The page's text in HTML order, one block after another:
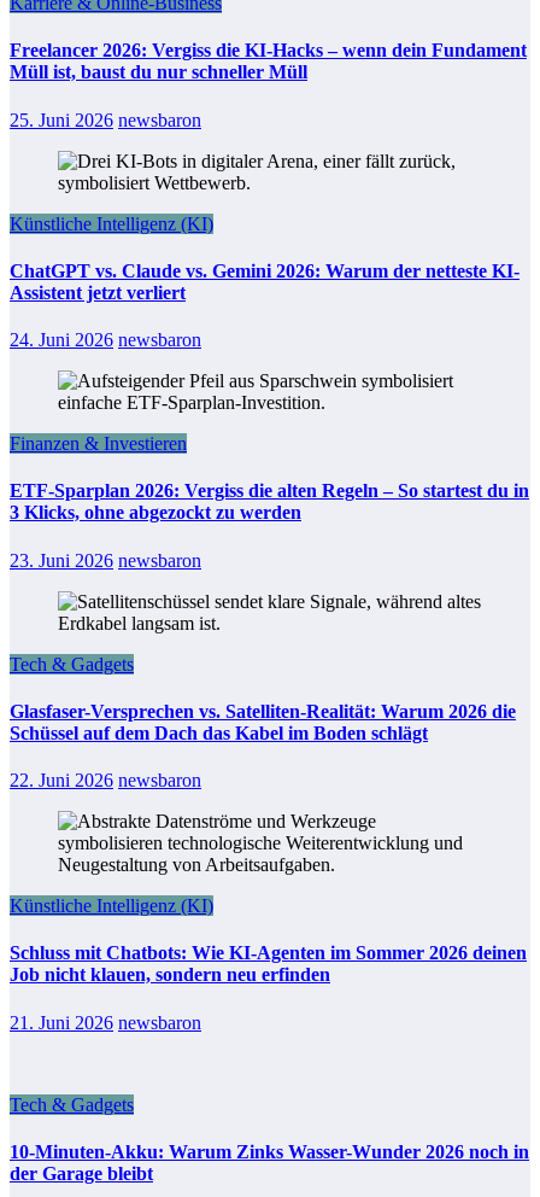
Freelancer 2026: Vergiss die KI-Hacks – wenn dein Fundament
Müll ist, baust du nur schneller Müll
25. Juni 2026 newsbaron
Künstliche Intelligenz (KI)
ChatGPT vs. Claude vs. Gemini 2026: Warum der netteste KI-
Assistent jetzt verliert
24. Juni 2026 newsbaron
Finanzen & Investieren
ETF-Sparplan 2026: Vergiss die alten Regeln – So startest du in
3 Klicks, ohne abgezockt zu werden
23. Juni 2026 newsbaron
Tech & Gadgets
Glasfaser-Versprechen vs. Satelliten-Realität: Warum 2026 die
Schüssel auf dem Dach das Kabel im Boden schlägt
22. Juni 2026 newsbaron
Künstliche Intelligenz (KI)
Schluss mit Chatbots: Wie KI-Agenten im Sommer 2026 deinen
Job nicht klauen, sondern neu erfinden
21. Juni 2026 newsbaron
Tech & Gadgets
10-Minuten-Akku: Warum Zinks Wasser-Wunder 2026 noch in
der Garage bleibt